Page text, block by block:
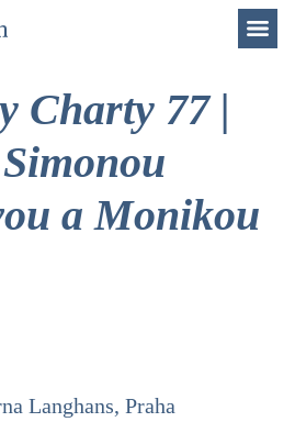
Charty 77 |
a Monikou
Langhans, Praha